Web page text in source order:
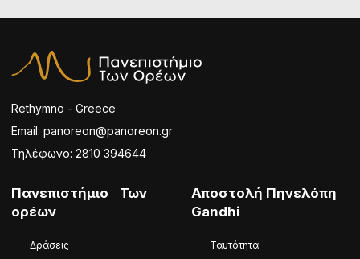
Rethymno - Greece
Email: panoreon@panoreon.gr
Τηλέφωνο: 2810 394644
Πανεπιστήμιο Των
ορέων
Δράσεις
Αποστολή Πηνελόπη
Gandhi
Ταυτότητα